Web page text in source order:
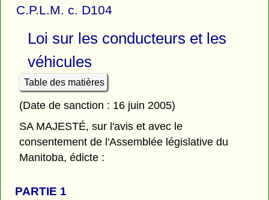
C.P.L.M. c. D104
Loi sur les conducteurs et les
véhicules
Table des matières
(Date de sanction : 16 juin 2005)
SA MAJESTÉ, sur l'avis et avec le
consentement de l'Assemblée législative du
Manitoba, édicte :
PARTIE 1